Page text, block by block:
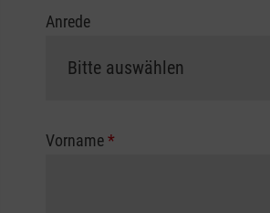
Anrede
Vorname*